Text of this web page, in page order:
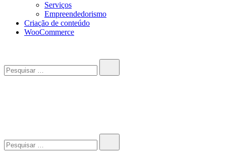
Serviços
Empreendedorismo
Criação de conteúdo
WooCommerce